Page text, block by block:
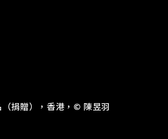
捐贈），香港，© 陳昱羽